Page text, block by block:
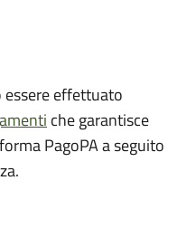
effettuato
che garantisce
PagoPA a seguito